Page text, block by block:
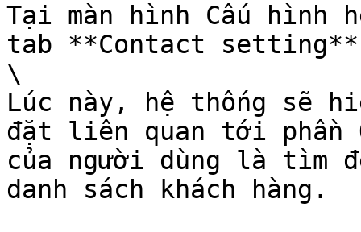
Tại màn hình Cấu hình
tab **Contact
\
Lúc này, hệ thống sẽ
đặt liên quan tới phần
của người dùng là tìm
danh sách khách hàng.